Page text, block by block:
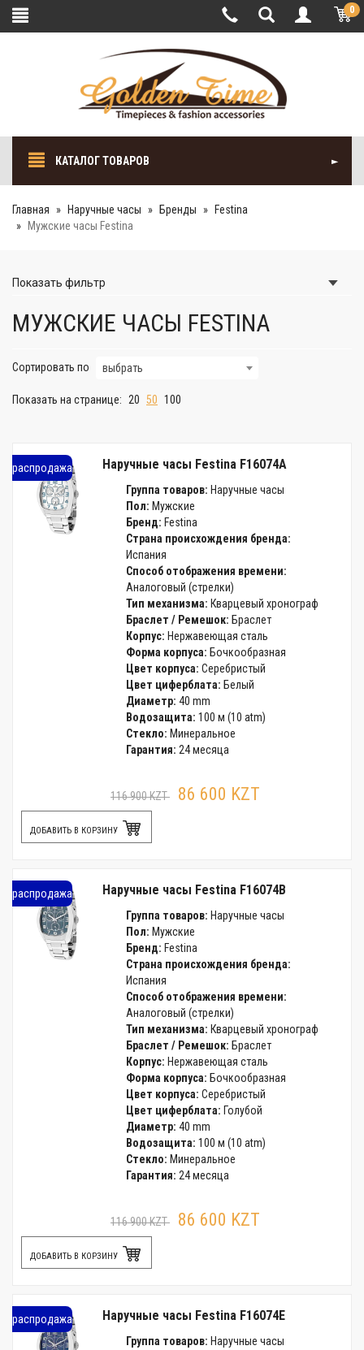
0
КАТАЛОГ ТОВАРОВ
Главная Наручные часы Бренды
Festina
Мужские часы Festina
Показать фильтр
МУЖСКИЕ ЧАСЫ FESTINA
Сортировать по выбрать
Показать на странице: 20 50 100
распродажа Наручные часы Festina F16074A
Группа товаров: Наручные часы
Пол: Мужские
Бренд: Festina
Страна происхождения бренда:
Испания
Способ отображения времени:
Аналоговый (стрелки)
Тип механизма: Кварцевый хронограф
Браслет / Ремешок: Браслет
Корпус: Нержавеющая сталь
Форма корпуса: Бочкообразная
Цвет корпуса: Серебристый
Цвет циферблата: Белый
Диаметр: 40 mm
Водозащита: 100 м (10 atm)
Стекло: Минеральное
Гарантия: 24 месяца
116 900 KZT 86 600 KZT
ДОБАВИТЬ В КОРЗИНУ
распродажа Наручные часы Festina F16074B
Группа товаров: Наручные часы
Пол: Мужские
Бренд: Festina
Страна происхождения бренда:
Испания
Способ отображения времени:
Аналоговый (стрелки)
Тип механизма: Кварцевый хронограф
Браслет / Ремешок: Браслет
Корпус: Нержавеющая сталь
Форма корпуса: Бочкообразная
Цвет корпуса: Серебристый
Цвет циферблата: Голубой
Диаметр: 40 mm
Водозащита: 100 м (10 atm)
Стекло: Минеральное
Гарантия: 24 месяца
116 900 KZT 86 600 KZT
ДОБАВИТЬ В КОРЗИНУ
распродажа Наручные часы Festina F16074E
Группа товаров: Наручные часы